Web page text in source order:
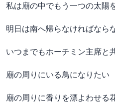
私は廟の中でもう一つの太陽
明日は南へ帰らなければなら
いつまでもホーチミン主席と
廟の周りにいる鳥になりたい
廟の周りに香りを漂よわせる